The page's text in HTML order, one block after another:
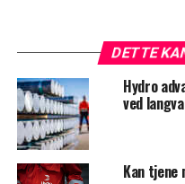
DETTE
Hydro
ved
Kan